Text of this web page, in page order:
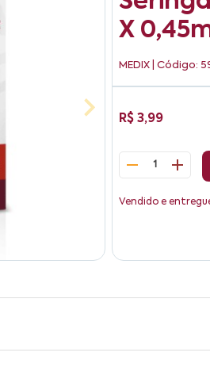
X
MEDIX | Código:
R$ 3,99
1
Vendido e